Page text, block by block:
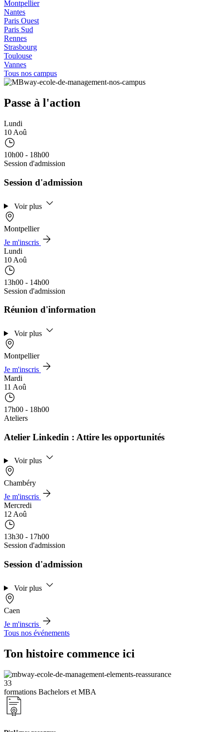
Montpellier
Nantes
Paris Ouest
Paris Sud
Rennes
Strasbourg
Toulouse
Vannes
Tous nos campus
Passe à l'action
Lundi
10 Aoû
10h00 - 18h00
Session d'admission
Session d'admission
Voir plus
Montpellier
Je m'inscris
Lundi
10 Aoû
13h00 - 14h00
Session d'admission
Réunion d'information
Voir plus
Montpellier
Je m'inscris
Mardi
11 Aoû
17h00 - 18h00
Ateliers
Atelier Linkedin : Attire les opportunités
Voir plus
Chambéry
Je m'inscris
Mercredi
12 Aoû
13h30 - 17h00
Session d'admission
Session d'admission
Voir plus
Caen
Je m'inscris
Tous nos événements
Ton histoire commence ici
33
formations Bachelors et MBA